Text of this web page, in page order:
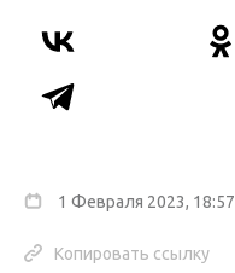
1 Февраля 2023, 18:57
Копировать ссылку